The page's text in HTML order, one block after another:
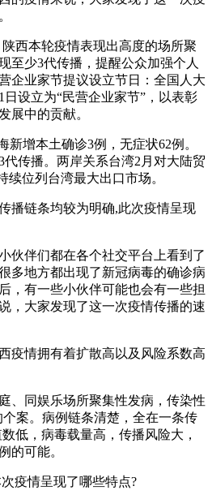
陕西本轮疫情表现出高度的场所聚
至少3代传播，提醒公众加强个人
企业家节提议设立节日：全国人大
设立为“民营企业家节”，以表彰
展中的贡献。
新增本土确诊3例，无症状62例。
传播。两岸关系台湾2月对大陆贸
续位列台湾最大出口市场。
播链条均较为明确,此次疫情呈现
伙伴们都在各个社交平台上看到了
多地方都出现了新冠病毒的确诊病
，有一些小伙伴可能也会有一些担
，大家发现了这一次疫情传播的速
疫情拥有着扩散高以及风险系数高
、同娱乐场所聚集性发病，传染性
个案。病例链条清楚，全在一条传
低，病毒载量高，传播风险大，
的可能。
疫情呈现了哪些特点?